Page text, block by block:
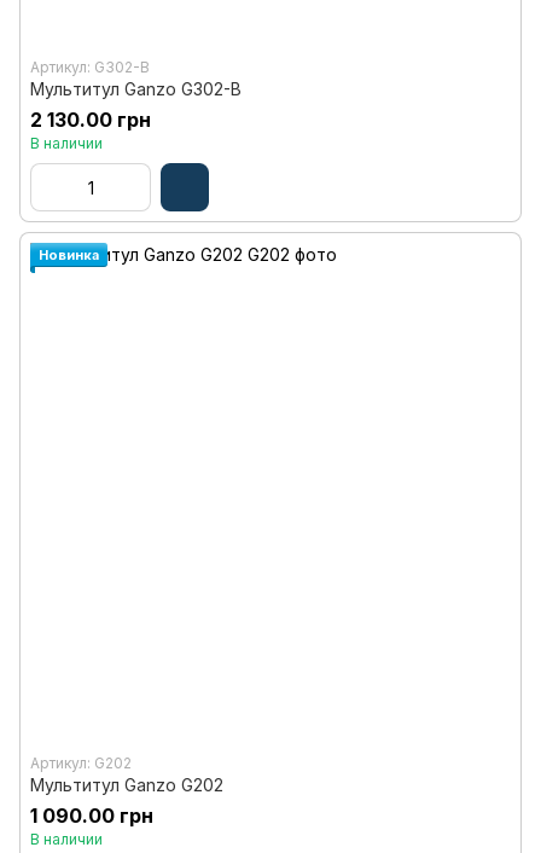
Артикул: G302-B
Мультитул Ganzo G302-В
2 130.00 грн
В наличии
Новинка
Артикул: G202
Мультитул Ganzo G202
1 090.00 грн
В наличии